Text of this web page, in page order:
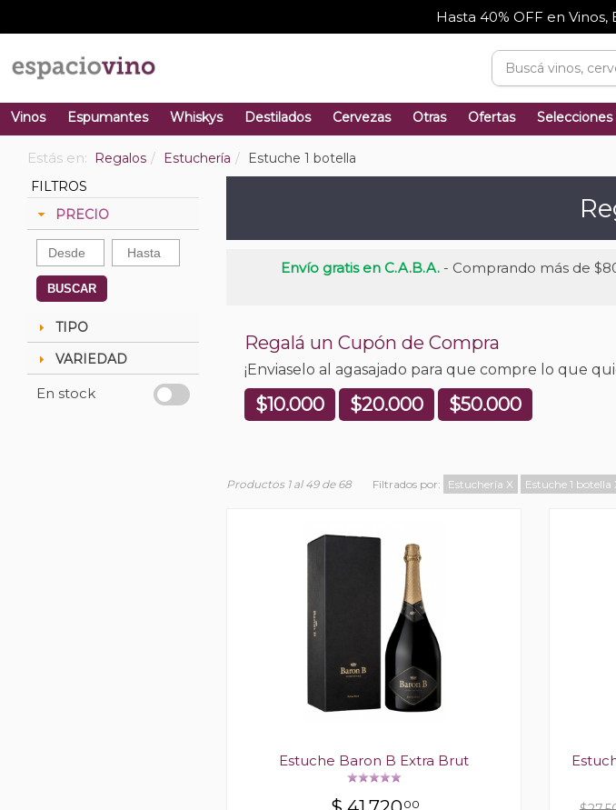
Hasta 40% OFF en
Vinos Espumantes Whiskys Destilados Cervezas Otras Ofertas Selecciones
Estás en: Regalos Estuchería
Estuche 1 botella
FILTROS
PRECIO
BUSCAR
TIPO
VARIEDAD
En stock
Envío gratis en C.A.B.A. - Comprando más de
Regalá un Cupón de Compra
¡Enviaselo al agasajado para que compre lo que
$10.000 $20.000 $50.000
Productos 1 al 49 de 68 Filtrados por: Estuchería X Estuche 1 botella
Estuche Baron B Extra Brut
00